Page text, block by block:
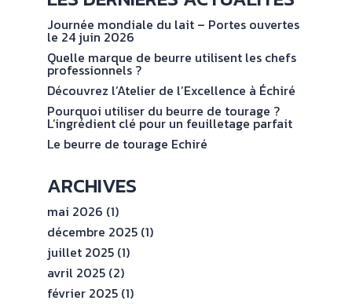
NOS
ENGAGEMENTS
ESPACE
PROFESSIONNEL
CONTACT
Journée mondiale du lait – Portes ouvertes
le 24 juin 2026
Quelle marque de beurre utilisent les chefs
professionnels ?
Découvrez l’Atelier de l’Excellence à Échiré
Pourquoi utiliser du beurre de tourage ?
L’ingrédient clé pour un feuilletage parfait
Le beurre de tourage Echiré
ARCHIVES
mai 2026 (1)
décembre 2025 (1)
juillet 2025 (1)
avril 2025 (2)
février 2025 (1)